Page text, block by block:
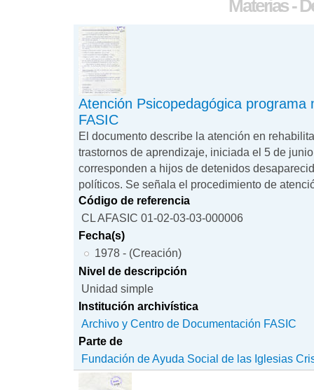
Materias -
Atención Psicopedagógica programa
FASIC
El documento describe la atención en
trastornos de aprendizaje, iniciada el 5 de
corresponden a hijos de detenidos
políticos. Se señala el procedimiento de
Código de referencia
CL AFASIC 01-02-03-03-000006
Fecha(s)
1978 - (Creación)
Nivel de descripción
Unidad simple
Institución archivística
Archivo y Centro de Documentación FASIC
Parte de
Fundación de Ayuda Social de las Iglesias